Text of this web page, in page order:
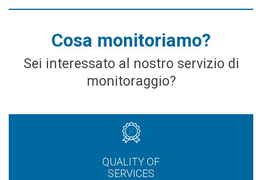
Cosa monitoriamo?
Sei interessato al nostro servizio di
monitoraggio?
QUALITY OF
SERVICES